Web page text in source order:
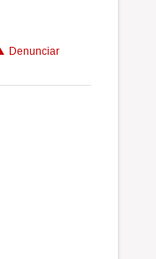
Denunciar